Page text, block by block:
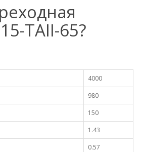
ТАII-65?
4000
980
150
1.43
0.57